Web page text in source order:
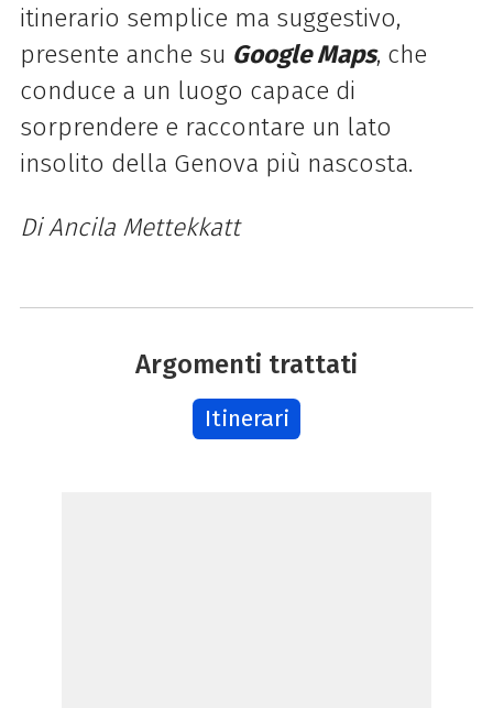
itinerario semplice ma suggestivo,
presente anche su Google Maps, che
conduce a un luogo capace di
sorprendere e raccontare un lato
insolito della Genova più nascosta.
Di Ancila Mettekkatt
Argomenti trattati
Itinerari